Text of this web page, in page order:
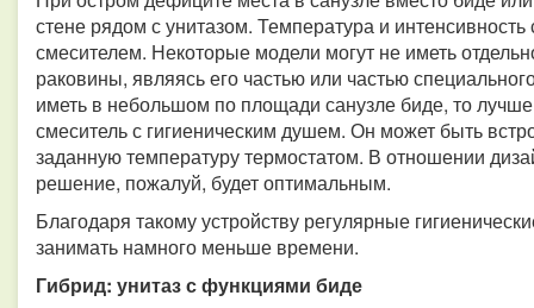
стене рядом с унитазом. Температура и интенсивность
смесителем. Некоторые модели могут не иметь
раковины, являясь его частью или частью
иметь в небольшом по площади санузле биде, то
смеситель с гигиеническим душем. Он может быть
заданную температуру термостатом. В отношении
решение, пожалуй, будет оптимальным.
Благодаря такому устройству регулярные
занимать намного меньше времени.
Гибрид: унитаз с функциями биде